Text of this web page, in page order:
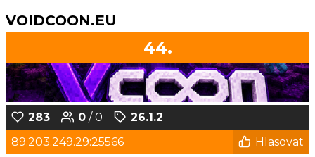
VOIDCOON.EU
44.
283 0 / 0
26.1.2
89.203.249.29:25566
Hlasovat